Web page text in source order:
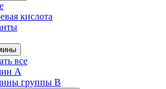
кислота
все
A
группы B